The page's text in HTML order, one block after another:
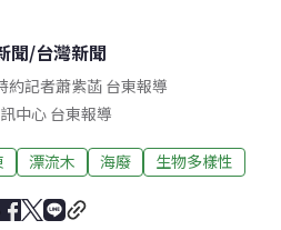
聞/台灣新聞
約記者蕭紫菡 台東報導
中心 台東報導
漂流木 海廢 生物多樣性